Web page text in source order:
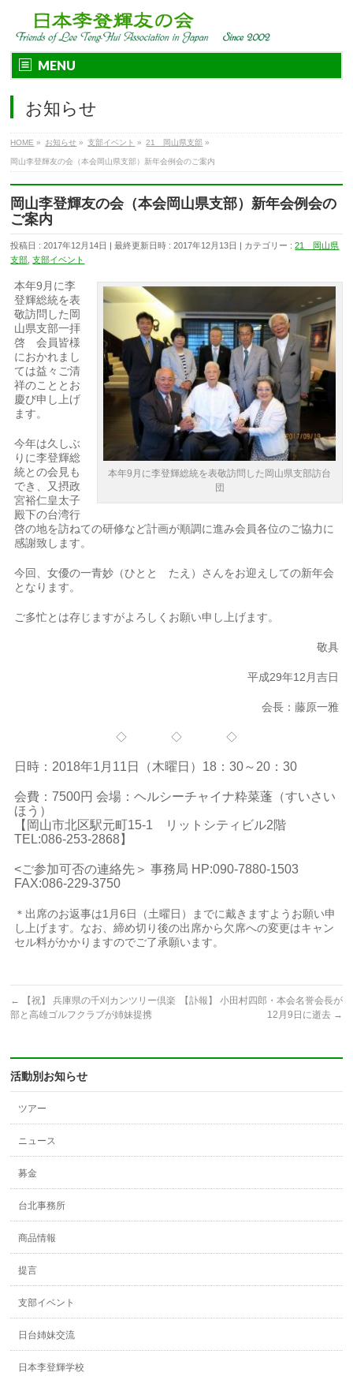
MENU
お知らせ
HOME » お知らせ » 支部イベント » 21 岡山県支部 »
岡山李登輝友の会（本会岡山県支部）新年会例会のご案内
岡山李登輝友の会（本会岡山県支部）新年会例会の
ご案内
投稿日 : 2017年12月14日 最終更新日時 : 2017年12月13日 カテゴリー :21 岡山県
支部 ,支部イベント
本年9月に李登輝総統を表敬訪問した岡山県支部訪台
団
本年9月に李
登輝総統を表
敬訪問した岡
山県支部一拝
啓 会員皆様
におかれまし
ては益々ご清
祥のこととお
慶び申し上げ
ます。
今年は久しぶ
りに李登輝総
統との会見も
でき、又摂政
宮裕仁皇太子
殿下の台湾行
啓の地を訪ねての研修など計画が順調に進み会員各位のご協力に
感謝致します。
今回、女優の一青妙（ひとと たえ）さんをお迎えしての新年会
となります。
ご多忙とは存じますがよろしくお願い申し上げます。
敬具
平成29年12月吉日
会長：藤原一雅
◇ ◇ ◇
日時：2018年1月11日（木曜日）18：30～20：30
会費：7500円 会場：ヘルシーチャイナ粋菜蓬（すいさい
ほう）
【岡山市北区駅元町15-1 リットシティビル2階
TEL:086-253-2868】
<ご参加可否の連絡先＞ 事務局 HP:090-7880-1503
FAX:086-229-3750
＊出席のお返事は1月6日（土曜日）までに戴きますようお願い申
し上げます。なお、締め切り後の出席から欠席への変更はキャン
セル料がかかりますのでご了承願います。
←
【祝】 兵庫県の千刈カンツリー倶楽
部と高雄ゴルフクラブが姉妹提携
【訃報】 小田村四郎・本会名誉会長が
12月9日に逝去 →
活動別お知らせ
ツアー
ニュース
募金
台北事務所
商品情報
提言
支部イベント
日台姉妹交流
日本李登輝学校